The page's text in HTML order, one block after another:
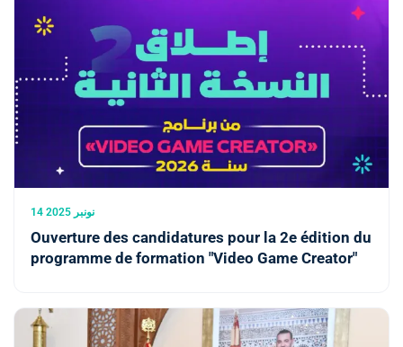
14 نونبر 2025
Ouverture des candidatures pour la 2e édition du
programme de formation "Video Game Creator"